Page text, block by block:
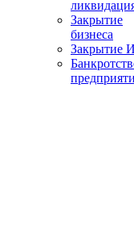
Закрытие
бизнеса
Закрытие